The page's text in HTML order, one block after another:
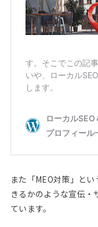
また「MEO対策」と
きるかのような宣伝・
ています。